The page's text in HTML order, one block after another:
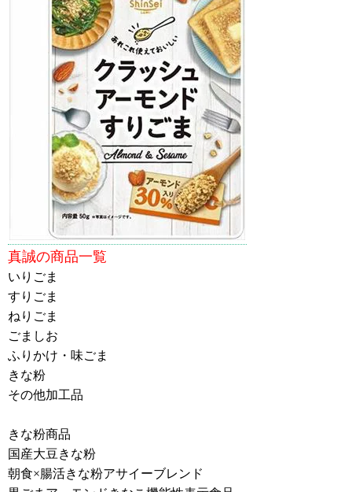
真誠の商品一覧
いりごま
すりごま
ねりごま
ごましお
ふりかけ・味ごま
きな粉
その他加工品
きな粉商品
国産大豆きな粉
朝食×腸活きな粉アサイーブレンド